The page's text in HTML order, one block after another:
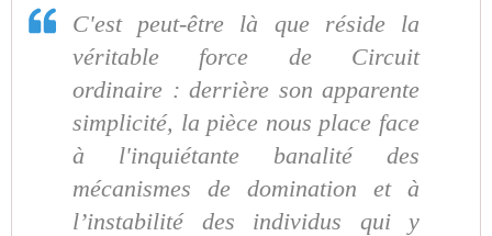
C'est peut-être là que réside la
véritable force de Circuit
ordinaire : derrière son apparente
simplicité, la pièce nous place face
à l'inquiétante banalité des
mécanismes de domination et à
l’instabilité des individus qui y